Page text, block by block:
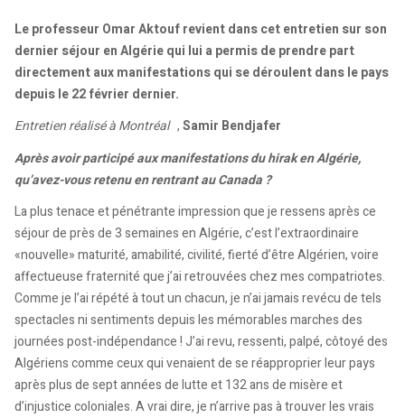
Le professeur Omar Aktouf revient dans cet entretien sur son
dernier séjour en Algérie qui lui a permis de prendre part
directement aux manifestations qui se déroulent dans le pays
depuis le 22 février dernier.
Entretien réalisé à Montréal ,Samir Bendjafer
Après avoir participé aux manifestations du hirak en Algérie,
qu’avez-vous retenu en rentrant au Canada ?
La plus tenace et pénétrante impression que je ressens après ce
séjour de près de 3 semaines en Algérie, c’est l’extraordinaire
«nouvelle» maturité, amabilité, civilité, fierté d’être Algérien, voire
affectueuse fraternité que j’ai retrouvées chez mes compatriotes.
Comme je l’ai répété à tout un chacun, je n’ai jamais revécu de tels
spectacles ni sentiments depuis les mémorables marches des
journées post-indépendance ! J’ai revu, ressenti, palpé, côtoyé des
Algériens comme ceux qui venaient de se réapproprier leur pays
après plus de sept années de lutte et 132 ans de misère et
d’injustice coloniales. A vrai dire, je n’arrive pas à trouver les vrais